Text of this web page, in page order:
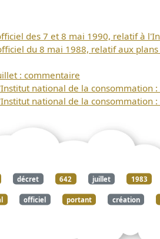
document
des 7 et 8 mai 1990, relatif à
du 8 mai 1988, relatif aux
: commentaire
national de la consommation
national de la consommation
décret 642 juillet 1983
officiel portant création